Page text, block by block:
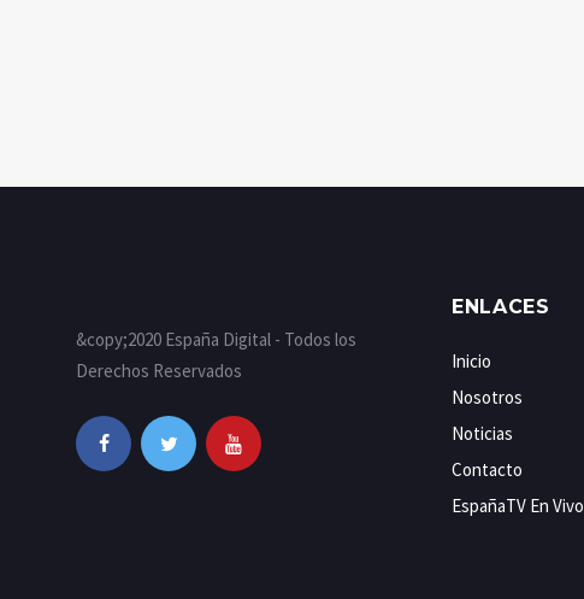
&copy;2020 España Digital - Todos los
Derechos Reservados
ENLACES
Inicio
Nosotros
Noticias
Contacto
EspañaTV En Vivo